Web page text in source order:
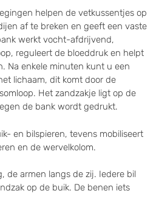
helpen de vetkussentjes op
af te breken en geeft een vaste
werkt vocht-afdrijvend,
reguleert de bloeddruk en helpt
Na enkele minuten kunt u een
lichaam, dit komt door de
Het zandzakje ligt op de
de bank wordt gedrukt.
en bilspieren, tevens mobiliseert
en de wervelkolom.
de armen langs de zij. Iedere bil
op de buik. De benen iets